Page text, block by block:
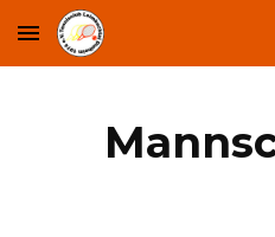
Skip to main content